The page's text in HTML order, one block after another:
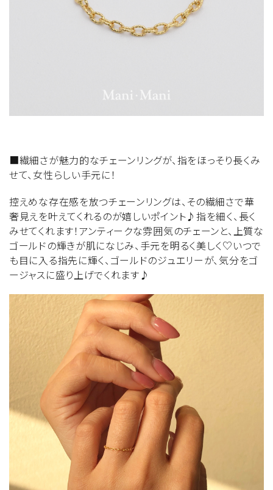
■繊細さが魅力的なチェーンリングが、指をほっそり長くみ
せて、女性らしい手元に！
控えめな存在感を放つチェーンリングは、その繊細さで華
奢見えを叶えてくれるのが嬉しいポイント♪指を細く、長く
みせてくれます！アンティークな雰囲気のチェーンと、上質な
ゴールドの輝きが肌になじみ、手元を明るく美しく♡いつで
も目に入る指先に輝く、ゴールドのジュエリーが、気分をゴ
ージャスに盛り上げでくれます♪